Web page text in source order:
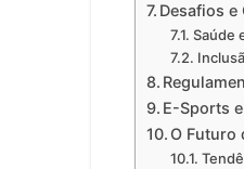
Desafios e
Saúde
E-Sports
O Futuro